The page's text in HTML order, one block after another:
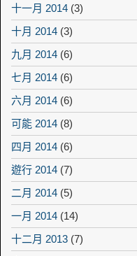
十一月 2014 (3)
十月 2014 (3)
九月 2014 (6)
七月 2014 (6)
六月 2014 (6)
可能 2014 (8)
四月 2014 (6)
遊行 2014 (7)
二月 2014 (5)
一月 2014 (14)
十二月 2013 (7)